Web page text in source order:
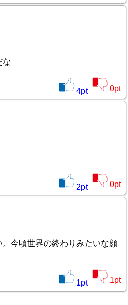
な
4pt 0pt
2pt 0pt
今頃世界の終わりみたいな顔
1pt 1pt